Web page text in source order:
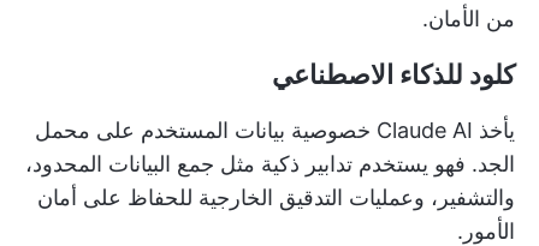
من الأمان.
كلود للذكاء الاصطناعي
يأخذ Claude AI خصوصية بيانات المستخدم على محمل
الجد. فهو يستخدم تدابير ذكية مثل جمع البيانات المحدود،
والتشفير، وعمليات التدقيق الخارجية للحفاظ على أمان
الأمور.